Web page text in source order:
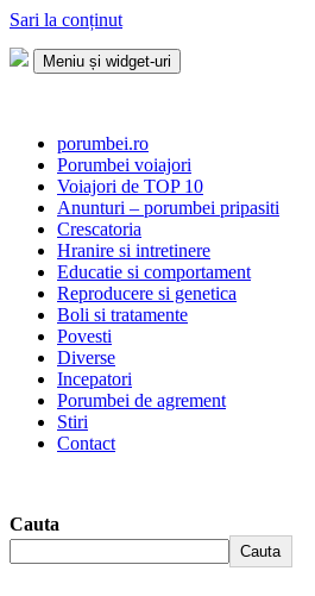
Sari la conținut
Meniu și widget-uri
porumbei.ro
Porumbei voiajori
Voiajori de TOP 10
Anunturi – porumbei pripasiti
Crescatoria
Hranire si intretinere
Educatie si comportament
Reproducere si genetica
Boli si tratamente
Povesti
Diverse
Incepatori
Porumbei de agrement
Stiri
Contact
Cauta
Cauta